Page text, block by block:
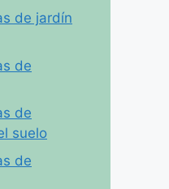
de jardín
de
de
suelo
de